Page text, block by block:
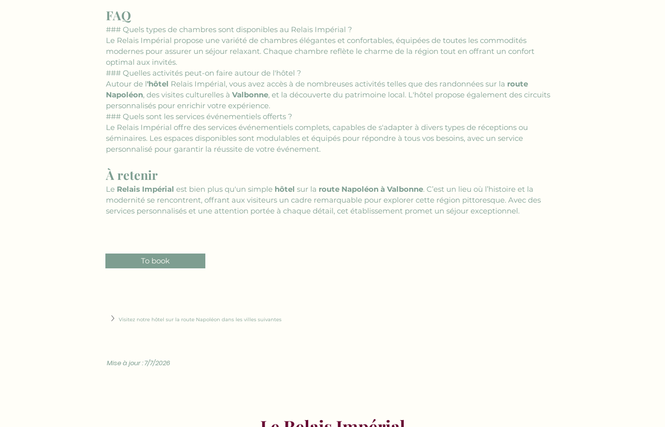
FAQ
### Quels types de chambres sont disponibles au Relais Impérial ?
Le Relais Impérial propose une variété de chambres élégantes et confortables, équipées de toutes les commodités
modernes pour assurer un séjour relaxant. Chaque chambre reflète le charme de la région tout en offrant un confort
optimal aux invités.
### Quelles activités peut-on faire autour de l'hôtel ?
Autour de l'hôtel Relais Impérial, vous avez accès à de nombreuses activités telles que des randonnées sur la route
Napoléon, des visites culturelles à Valbonne, et la découverte du patrimoine local. L'hôtel propose également des circuits
personnalisés pour enrichir votre expérience.
### Quels sont les services événementiels offerts ?
Le Relais Impérial offre des services événementiels complets, capables de s'adapter à divers types de réceptions ou
séminaires. Les espaces disponibles sont modulables et équipés pour répondre à tous vos besoins, avec un service
personnalisé pour garantir la réussite de votre événement.
À retenir
Le Relais Impérial est bien plus qu'un simple hôtel sur la route Napoléon à Valbonne. C’est un lieu où l’histoire et la
modernité se rencontrent, offrant aux visiteurs un cadre remarquable pour explorer cette région pittoresque. Avec des
services personnalisés et une attention portée à chaque détail, cet établissement promet un séjour exceptionnel.
To book
Visitez notre hôtel sur la route Napoléon dans les villes suivantes
Mise à jour : 7/7/2026